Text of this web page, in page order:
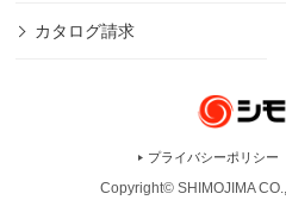
カタログ請求
プライバシーポリシー
Copyright© SHIMOJIMA